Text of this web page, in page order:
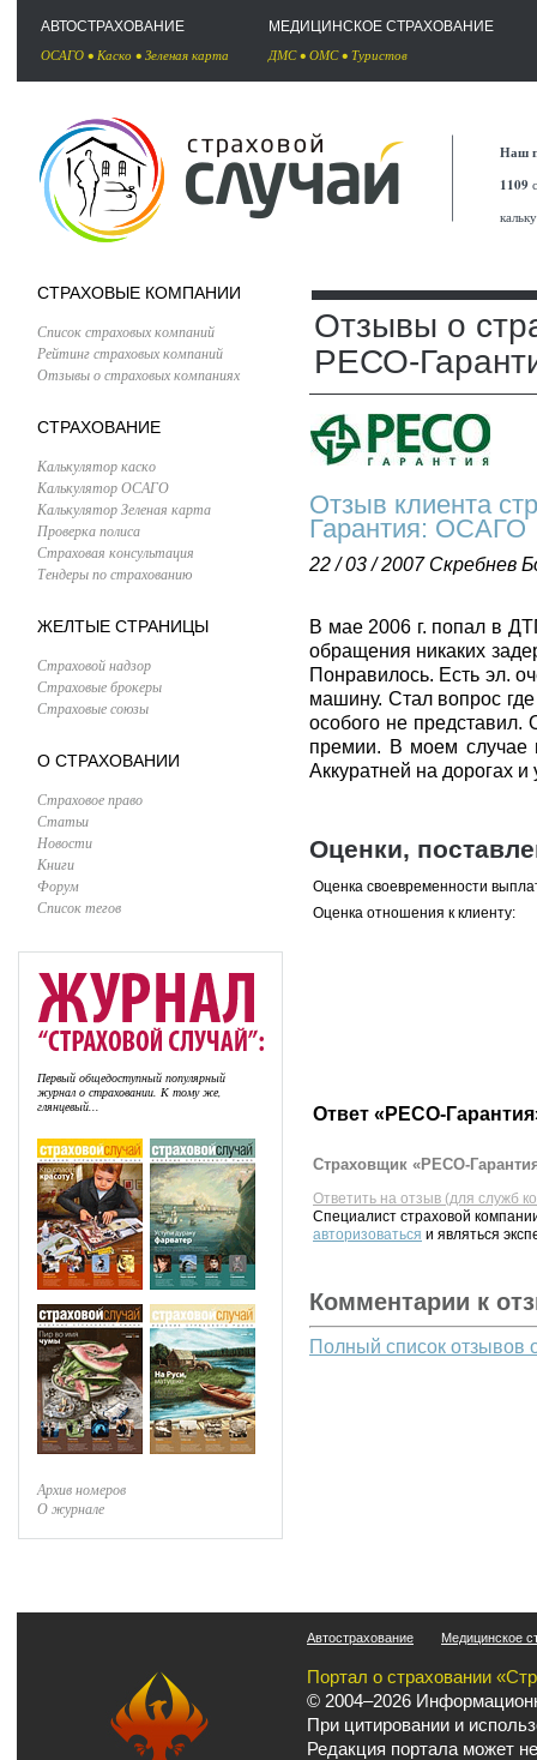
АВТОСТРАХОВАНИЕ
ОСАГО • Каско • Зеленая карта
МЕДИЦИНСКОЕ СТРАХОВАНИЕ
ДМС• ОМС• Туристов
Наш
1109
СТРАХОВЫЕ КОМПАНИИ
Список страховых компаний
Рейтинг страховых компаний
Отзывы о страховых компаниях
СТРАХОВАНИЕ
Калькулятор каско
Калькулятор ОСАГО
Калькулятор Зеленая карта
Проверка полиса
Страховая консультация
Тендеры по страхованию
ЖЕЛТЫЕ СТРАНИЦЫ
Страховой надзор
Страховые брокеры
Страховые союзы
О СТРАХОВАНИИ
Страховое право
Статьи
Новости
Книги
Форум
Список тегов
Первый общедоступный популярный
журнал о страховании. К тому же,
глянцевый...
Архив номеров
О журнале
Отзывы о
РЕСО-
Отзыв клиента
Гарантия: ОСАГО
22 / 03 / 2007Скребнев
В мае 2006 г. попал в
обращения никаких
Понравилось. Есть эл.
машину. Стал вопрос
особого не представил.
премии. В моем случае
Аккуратней на дорогах и
Оценки,
Оценка своевременности
Оценка отношения к клиенту:
Ответ «РЕСО-
Страховщик «РЕСО-
Ответить на отзыв (для служб
Специалист страховой
авторизоваться и являться
Комментарии к
Полный список отзывов
Автострахование Медицинское
Портал о страховании
© 2004–2026
При цитировании и
Редакция портала может